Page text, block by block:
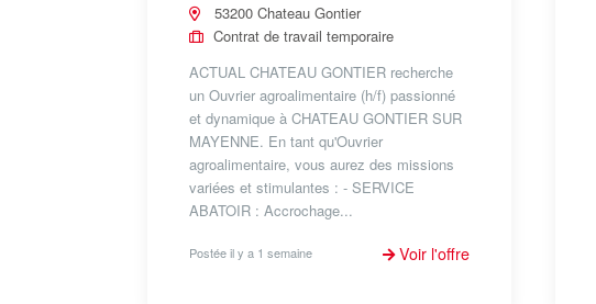
53200 Chateau Gontier
Contrat de travail temporaire
ACTUAL CHATEAU GONTIER recherche
un Ouvrier agroalimentaire (h/f) passionné
et dynamique à CHATEAU GONTIER SUR
MAYENNE. En tant qu'Ouvrier
agroalimentaire, vous aurez des missions
variées et stimulantes : - SERVICE
ABATOIR : Accrochage...
Postée il y a 1 semaine Voir l'offre